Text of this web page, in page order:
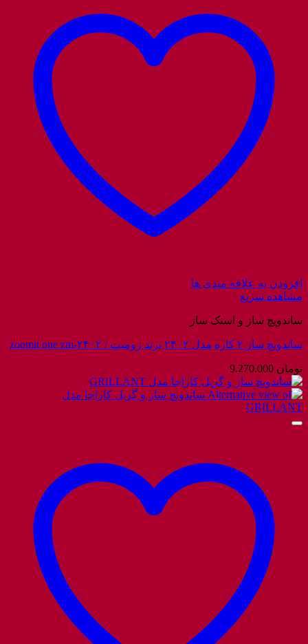
افزودن به علاقه مندی ها
مشاهده سریع
ساندویچ ساز و اسنک ساز
ساندویچ ساز ۲ کاره مدل ۲۴۰۲ برند زومیت / zoomit one zm-۲۴۰۲
تومان